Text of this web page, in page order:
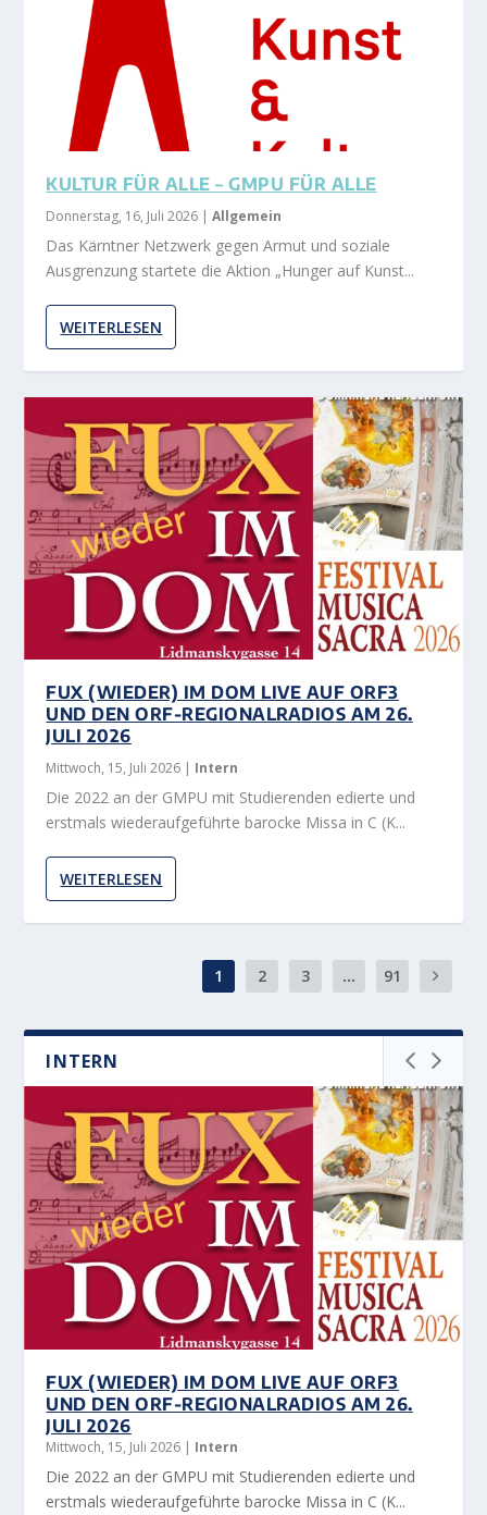
KULTUR FÜR ALLE – GMPU FÜR ALLE
Donnerstag, 16, Juli 2026 |Allgemein
Das Kärntner Netzwerk gegen Armut und soziale
Ausgrenzung startete die Aktion „Hunger auf Kunst...
WEITERLESEN
FUX (WIEDER) IM DOM LIVE AUF ORF3
UND DEN ORF-REGIONALRADIOS AM 26.
JULI 2026
Mittwoch, 15, Juli 2026 Intern
Die 2022 an der GMPU mit Studierenden edierte und
erstmals wiederaufgeführte barocke Missa in C (K...
WEITERLESEN
1 2 3 ... 91
INTERN
FUX (WIEDER) IM DOM LIVE AUF ORF3
UND DEN ORF-REGIONALRADIOS AM 26.
JULI 2026
Mittwoch, 15, Juli 2026 | Intern
Die 2022 an der GMPU mit Studierenden edierte und
erstmals wiederaufgeführte barocke Missa in C (K...